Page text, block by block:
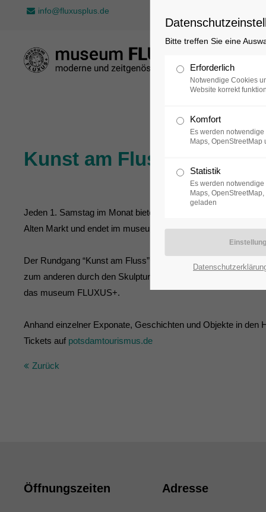
info@fluxusplus.de
Sammlung
Kunst am Fluss
Jeden 1. Samstag im Monat bieten wir den Rundgang “Kunst
Alten Markt und endet im museum FLUXUS+.
Der Rundgang “Kunst am Fluss” ist eine Initiative von fünf
zum anderen durch den Skulpturenpfad „Walk of Modern
das museum FLUXUS+.
Anhand einzelner Exponate, Geschichten und Objekte in
Tickets auf potsdamtourismus.de
Zurück
Öffnungszeiten Adresse
Bitte treffen Sie eine
Erforderlich
Notwendige Cookies
Website korrekt
Komfort
Es werden
Maps,
Statistik
Es werden
Maps,
geladen